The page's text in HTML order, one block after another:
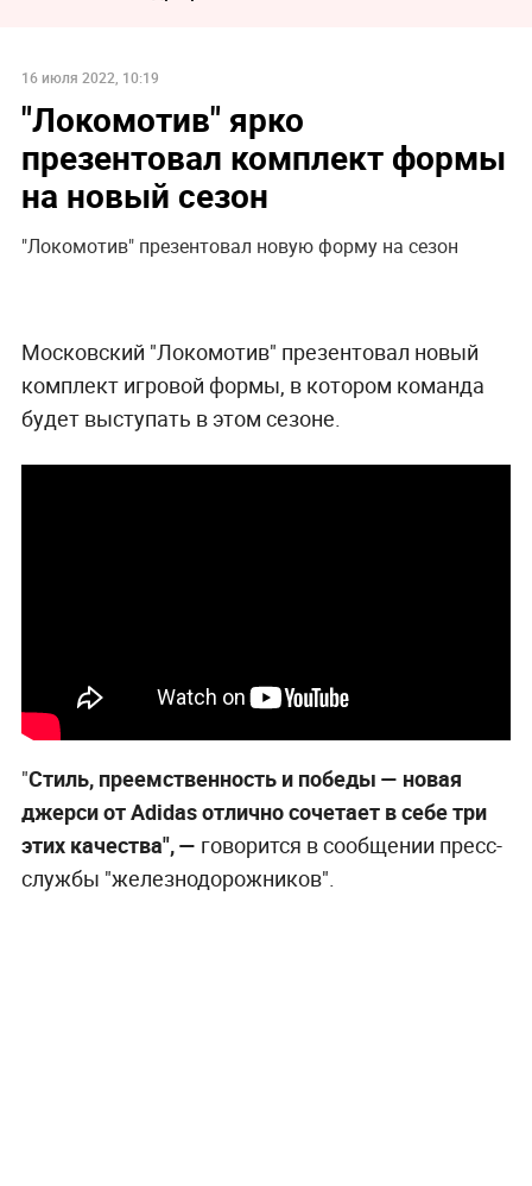
16 июля 2022, 10:19
"Локомотив" ярко
презентовал комплект формы
на новый сезон
"Локомотив" презентовал новую форму на сезон
Московский "Локомотив" презентовал новый
комплект игровой формы, в котором команда
будет выступать в этом сезоне.
"Стиль, преемственность и победы — новая
джерси от Adidas отлично сочетает в себе три
этих качества",— говорится в сообщении пресс-
службы "железнодорожников".